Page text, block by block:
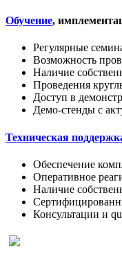
Обучение,
Регулярные
Возможность
Наличие
Проведения
Доступ в
Демо-стенды с
Техническая
Обеспечение
Оперативное
Наличие
Консультации и